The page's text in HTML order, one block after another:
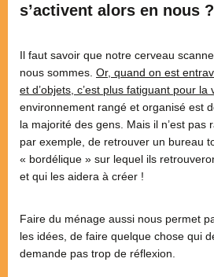
s’activent alors en nous ?
Il faut savoir que notre cerveau
nous sommes. Or, quand on est
et d’objets, c’est plus fatiguant pour la
environnement rangé et organisé est
la majorité des gens. Mais il n’est pas
par exemple, de retrouver un bureau
« bordélique » sur lequel ils
et qui les aidera à créer !
Faire du ménage aussi nous permet
les idées, de faire quelque chose qui
demande pas trop de réflexion.